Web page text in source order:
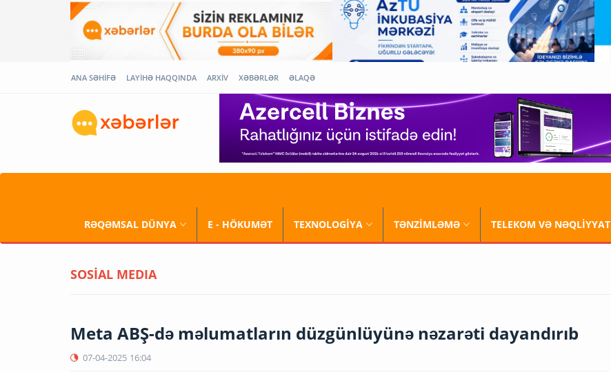
ANA SƏHİFƏ LAYİHƏ HAQQINDA ARXİV XƏBƏRLƏR ƏLAQƏ
RƏQƏMSAL DÜNYA E - HÖKUMƏT TEXNOLOGİYA TƏNZİMLƏMƏ TELEKOM VƏ NƏQLİYYAT
SOSİAL MEDIA
Meta ABŞ-də məlumatların düzgünlüyünə nəzarəti dayandırıb
07-04-2025 16:04